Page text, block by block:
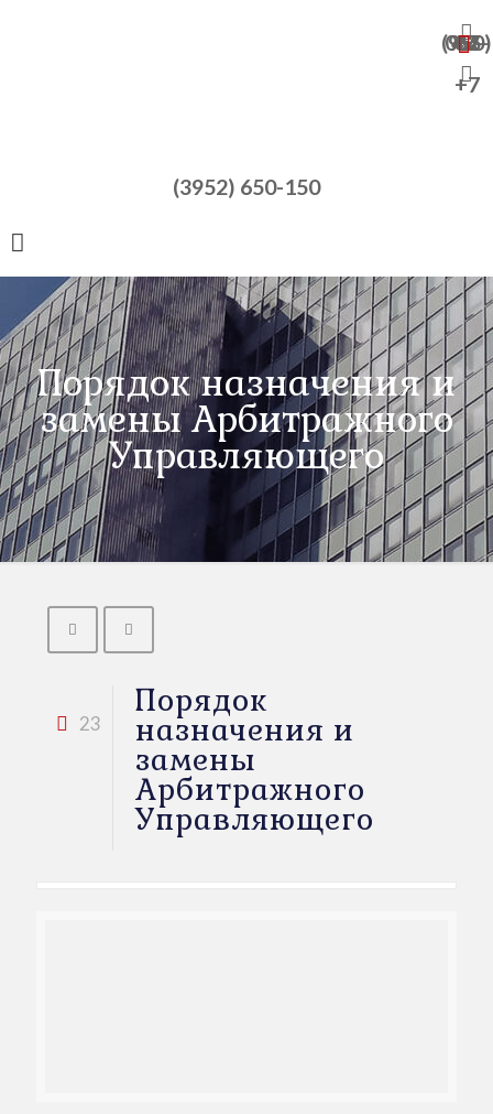
+7 (950) 065-47-82
+7
(3952) 650-150
Порядок назначения и
замены Арбитражного
Управляющего
23
Порядок
назначения и
замены
Арбитражного
Управляющего